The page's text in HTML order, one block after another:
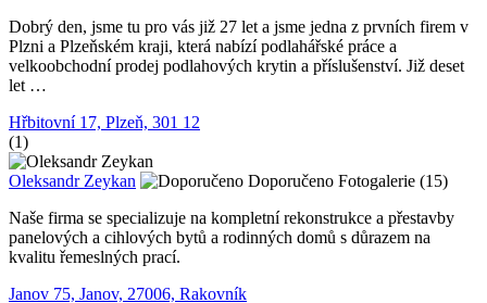
Dobrý den, jsme tu pro vás již 27 let a jsme jedna z prvních firem v
Plzni a Plzeňském kraji, která nabízí podlahářské práce a
velkoobchodní prodej podlahových krytin a příslušenství. Již deset
let …
Hřbitovní 17, Plzeň, 301 12
(1)
Oleksandr Zeykan Doporučeno Fotogalerie (15)
Naše firma se specializuje na kompletní rekonstrukce a přestavby
panelových a cihlových bytů a rodinných domů s důrazem na
kvalitu řemeslných prací.
Janov 75, Janov, 27006, Rakovník